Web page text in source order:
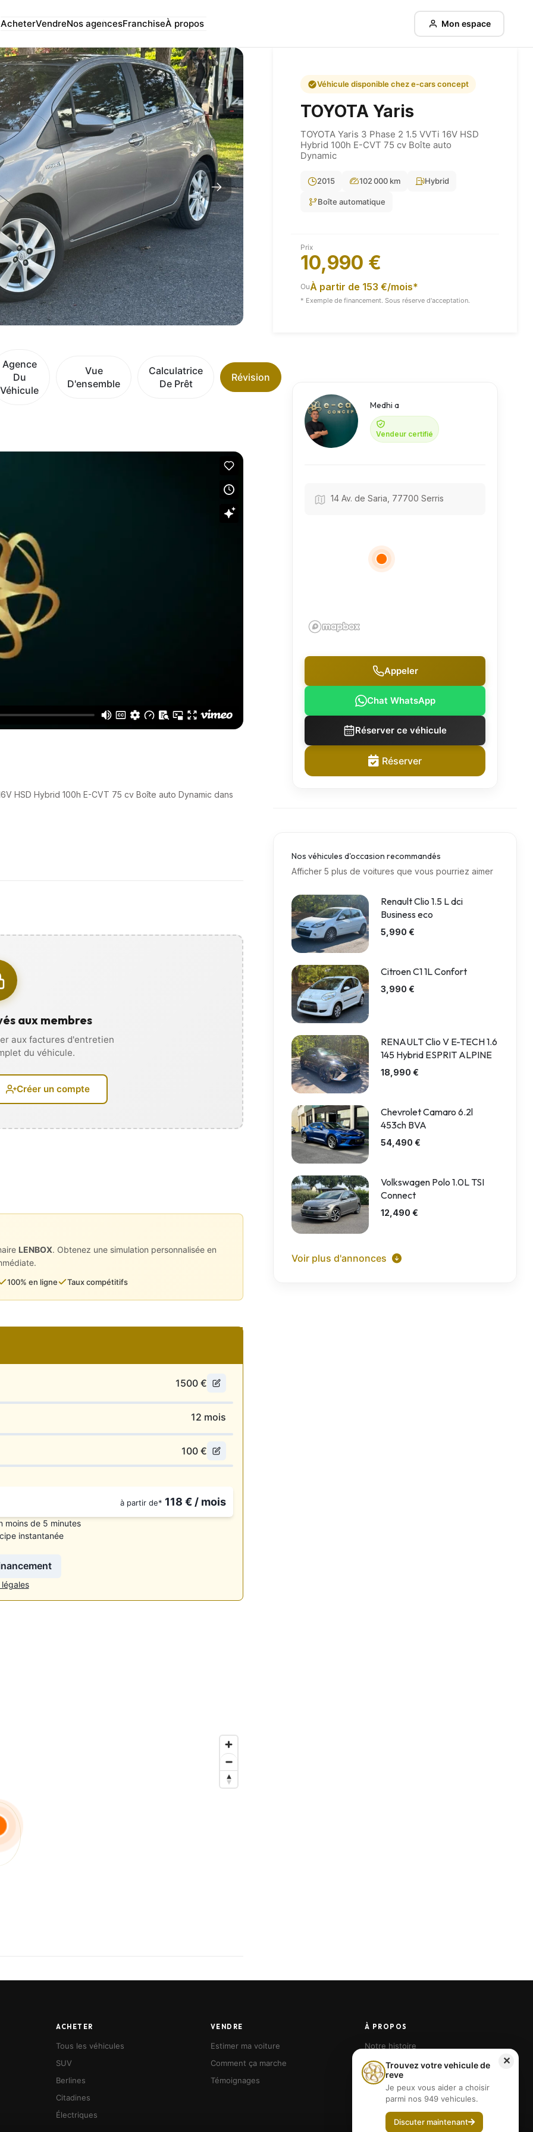
AcheterVendreNos agencesFranchiseÀ propos Mon espace
Agence
Du
Véhicule
Vue
D'ensemble
Calculatrice
De Prêt
Révision
HSD Hybrid 100h E-CVT 75 cv Boîte auto Dynamic dans
vidéos, et recevez
déplacer !
le numéro”. Pour réserver votre visite virtuelle et poser
🚗
aux membres
aux factures d'entretien
du véhicule.
Créer un compte
LENBOX. Obtenez une simulation personnalisée en
100% en ligne Taux compétitifs
1500 €
12 mois
100 €
à partir de* 118 € / mois
moins de 5 minutes
instantanée
Véhicule disponible chez e-cars concept
TOYOTA Yaris
TOYOTA Yaris 3 Phase 2 1.5 VVTi 16V HSD
Hybrid 100h E-CVT 75 cv Boîte auto
Dynamic
2015 102 000 km Hybrid
Boîte automatique
Prix
10,990 €
OuÀ partir de 153 €/mois*
* Exemple de financement. Sous réserve d'acceptation.
Medhi a
Vendeur certifié
14 Av. de Saria, 77700 Serris
Appeler
Chat WhatsApp
Réserver ce véhicule
Réserver
Nos véhicules d'occasion recommandés
Afficher 5 plus de voitures que vous pourriez aimer
Renault Clio 1.5 L dci
Business eco
5,990 €
Citroen C1 1L Confort
3,990 €
RENAULT Clio V E-TECH 1.6
145 Hybrid ESPRIT ALPINE
18,990 €
Chevrolet Camaro 6.2l
453ch BVA
54,490 €
Volkswagen Polo 1.0L TSI
Connect
12,490 €
Voir plus d'annonces
ACHETER
Tous les véhicules
SUV
Berlines
Citadines
Électriques
VENDRE
Estimer ma voiture
Comment ça marche
Témoignages
À PROPOS
Notre histoire
Nos agences
Devenir franchisé
✕
Trouvez votre vehicule de
reve
Je peux vous aider a choisir
parmi nos 949 vehicules.
Discuter maintenant